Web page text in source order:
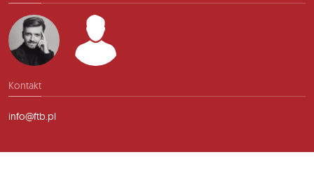
Kontakt
info@ftb.pl